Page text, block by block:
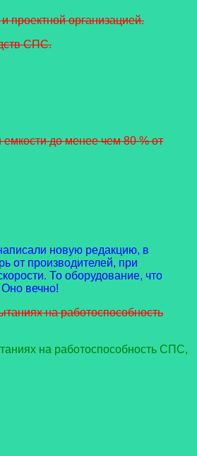
проектной организацией.
СПС.
емкости до менее чем 80 % от
новую редакцию, в
от производителей, при
То оборудование, что
вечно!
на работоспособность
на работоспособность СПС,